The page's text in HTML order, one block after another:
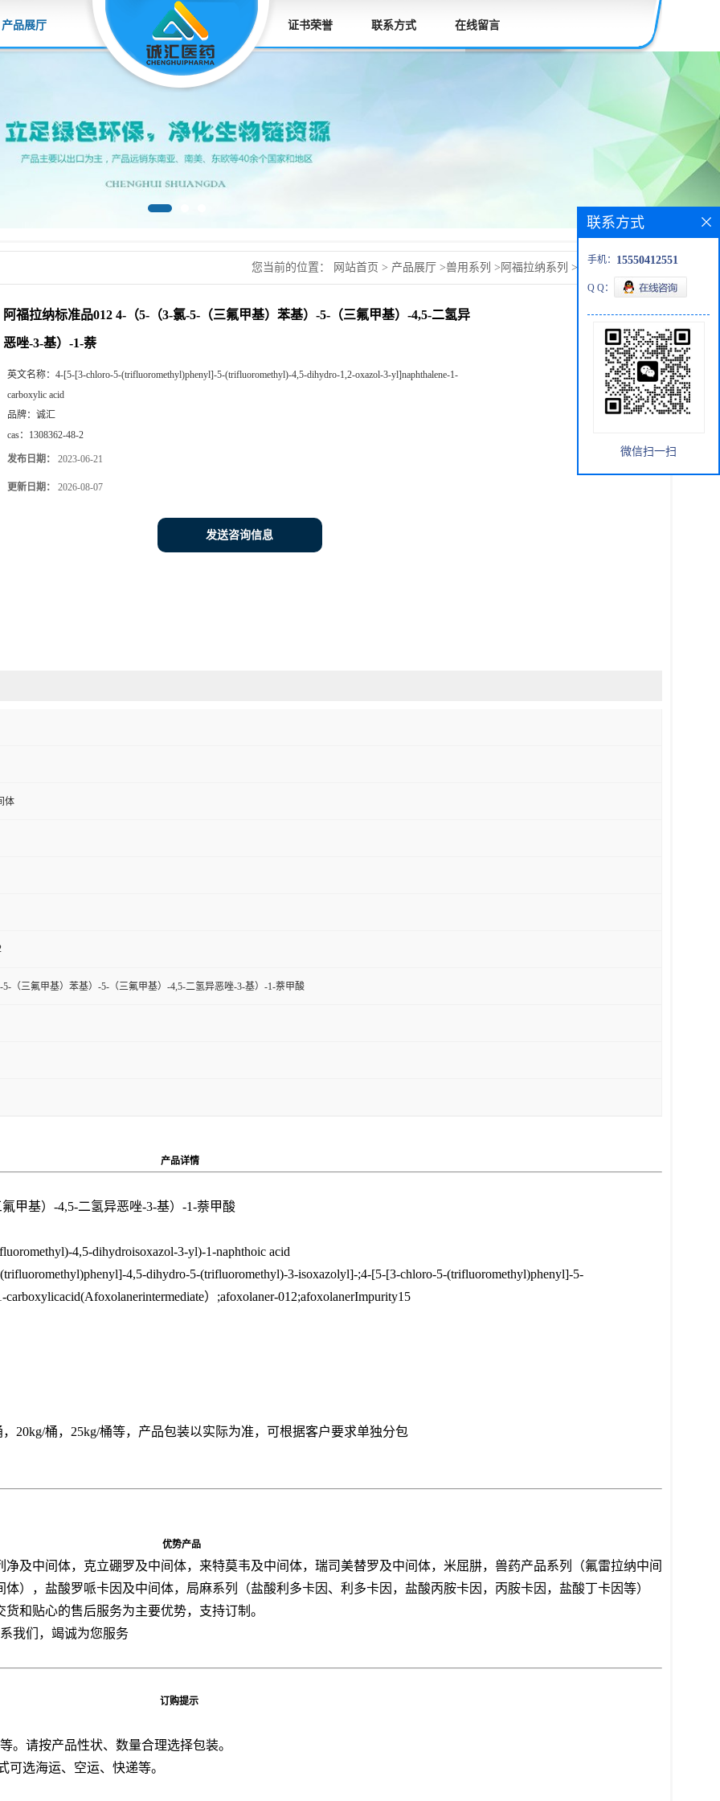
产品展厅 证书荣誉 联系方式 在线留言
您当前的位置： 网站首页 > 产品展厅 >兽用系列 > 阿福拉纳系列 > 阿福拉纳标准
品012 4-（5-（3-氯-5-（三氟甲基）苯基）-5-（三氟甲基）-4,5-二氢异恶唑-3-
阿福拉纳标准品012 4-（5-（3-氯-5-（三氟甲基）苯基）-5-（三氟甲基）-4,5-二氢异
恶唑-3-基）-1-萘
英文名称： 4-[5-[3-chloro-5-(trifluoromethyl)phenyl]-5-(trifluoromethyl)-4,5-dihydro-1,2-oxazol-3-yl]naphthalene-1-
carboxylic acid
品牌： 诚汇
cas： 1308362-48-2
发布日期： 2023-06-21
更新日期： 2026-08-07
发送咨询信息
体
5-（三氟甲基）苯基）-5-（三氟甲基）-4,5-二氢异恶唑-3-基）-1-萘甲酸
产品详情
甲基）-4,5-二氢异恶唑-3-基）-1-萘甲酸
4,5-dihydroisoxazol-3-yl)-1-naphthoic acid
4,5-dihydro-5-(trifluoromethyl)-3-isoxazolyl]-;4-[5-[3-chloro-5-(trifluoromethyl)phenyl]-5-
）;afoxolaner-012;afoxolanerImpurity15
20kg/桶，25kg/桶等，产品包装以实际为准，可根据客户要求单独分包
优势产品
及中间体，克立硼罗及中间体，来特莫韦及中间体，瑞司美替罗及中间体，米屈肼，兽药产品系列（氟雷拉纳中间
），盐酸罗哌卡因及中间体，局麻系列（盐酸利多卡因、利多卡因，盐酸丙胺卡因，丙胺卡因，盐酸丁卡因等）
和贴心的售后服务为主要优势，支持订制。
我们，竭诚为您服务
订购提示
。请按产品性状、数量合理选择包装。
选海运、空运、快递等。
联系方式
手机： 15550412551
Q Q：
微信扫一扫